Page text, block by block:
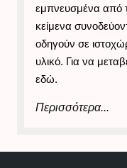
εμπνευσμένα από
κείμενα
οδηγούν σε
υλικό. Για να
εδώ.
Περισσότερα...